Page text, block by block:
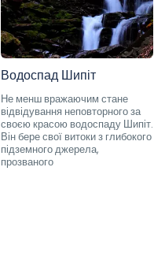
Водоспад Шипіт
Не менш вражаючим стане
відвідування неповторного за
своєю красою водоспаду Шипіт.
Він бере свої витоки з глибокого
підземного джерела,
прозваного